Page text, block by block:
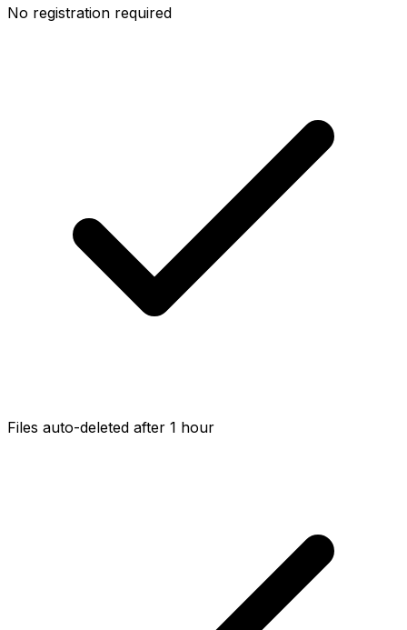
No registration required
Files auto-deleted after 1 hour